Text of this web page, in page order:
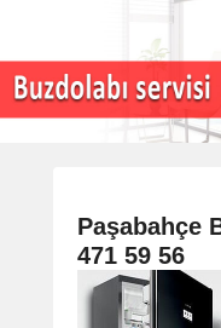
Paşabahçe
471 59 56